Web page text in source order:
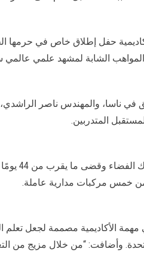
حفل إطلاق خاص في حرمها
المواهب الشابة لمشهد علمي عالمي
في ناسا، والمهندس ناصر
المتدربين.
ألهم
خمس مركبات مدارية عاملة.
الأكاديمية مصممة لجعل تعلم
وأضافت: “من خلال مزيج من